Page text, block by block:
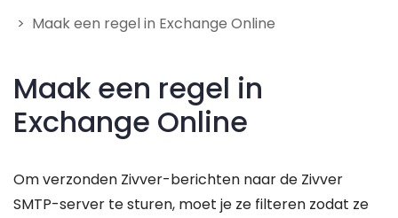
> Maak een regel in Exchange Online
Maak een regel in
Exchange Online
Om verzonden Zivver-berichten naar de Zivver
SMTP-server te sturen, moet je ze filteren zodat ze